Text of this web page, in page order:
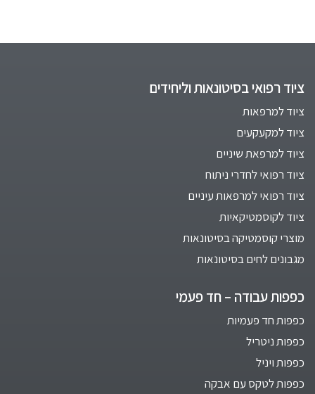
ציוד רפואי בסיטונאות וליחידים
ציוד למרפאות
ציוד למקעקעים
ציוד למרפאת שיניים
ציוד רפואי לחדרי ניתוח
ציוד רפואי למרפאות עיניים
ציוד לקוסמטיקאיות
מוצרי קוסמטיקה בסיטונאות
מגבונים לחים בסיטונאות
כפפות עבודה – חד פעמי
כפפות חד פעמיות
כפפות ניטריל
כפפות ויניל
כפפות לטקס עם אבקה